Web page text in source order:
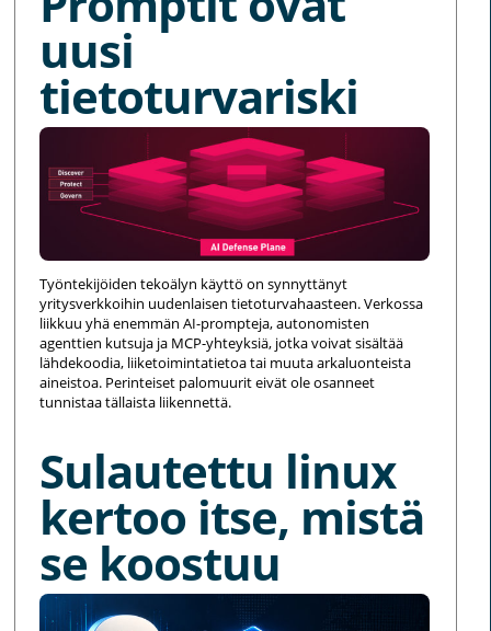
uusi
tietoturvariski
Työntekijöiden tekoälyn käyttö on synnyttänyt
yritysverkkoihin uudenlaisen tietoturvahaasteen. Verkossa
liikkuu yhä enemmän AI-prompteja, autonomisten
agenttien kutsuja ja MCP-yhteyksiä, jotka voivat sisältää
lähdekoodia, liiketoimintatietoa tai muuta arkaluonteista
aineistoa. Perinteiset palomuurit eivät ole osanneet
tunnistaa tällaista liikennettä.
Sulautettu linux
kertoo itse, mistä
se koostuu